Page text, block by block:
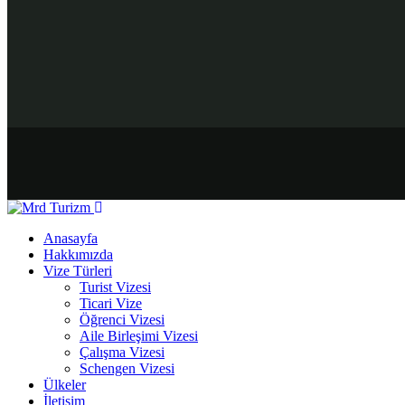
Anasayfa
Hakkımızda
Vize Türleri
Turist Vizesi
Ticari Vize
Öğrenci Vizesi
Aile Birleşimi Vizesi
Çalışma Vizesi
Schengen Vizesi
Ülkeler
İletişim